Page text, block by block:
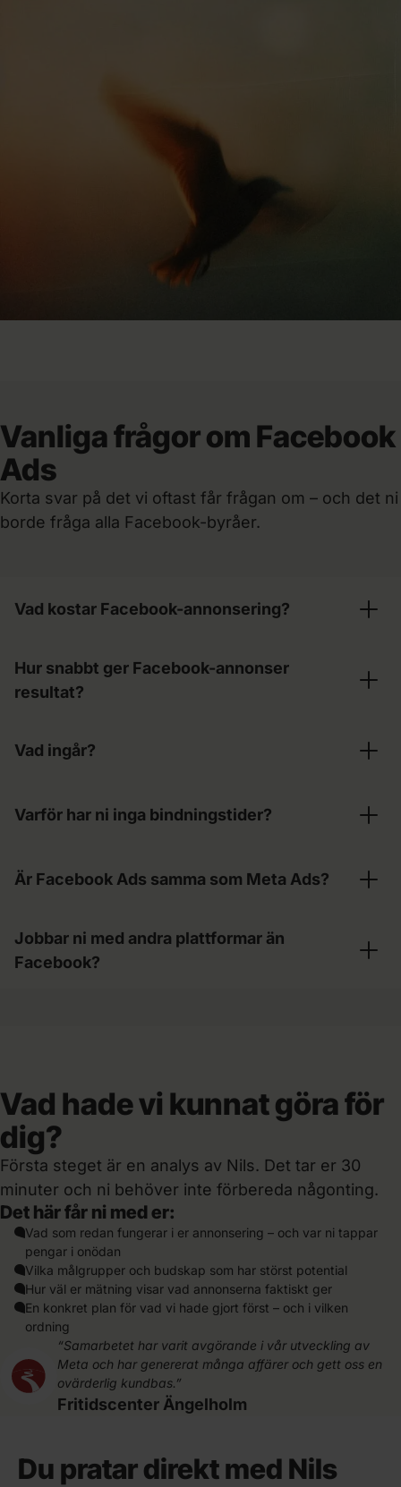
Vanliga frågor om Facebook
Ads
Korta svar på det vi oftast får frågan om – och det ni
borde fråga alla Facebook-byråer.
Vad kostar Facebook-annonsering?
annonsbudgeten – så arbetet blir inte dyrare för
att budgeten växer. Nivån beror på ambition och
och ett pris innan ni bestämmer er.
Hur snabbt ger Facebook-annonser
resultat?
på varandra – med rätt kreativ och mätning blir
Vad ingår?
Facebook och Instagram, targeting, spårning
Fullservice på riktigt – inga dolda tillägg.
Varför har ni inga bindningstider?
vi är rätt val för er – så säkra är vi på leveransen.
Är Facebook Ads samma som Meta Ads?
rymmer Instagram och Messenger. Som Meta
Ads-byrå bygger vi kampanjer där era kunder
Jobbar ni med andra plattformar än
Facebook?
Vad hade vi kunnat göra för
dig?
Första steget är en analys av Nils. Det tar er 30
minuter och ni behöver inte förbereda någonting.
Det här får ni med er:
Vad som redan fungerar i er annonsering – och var ni tappar
pengar i onödan
Vilka målgrupper och budskap som har störst potential
Hur väl er mätning visar vad annonserna faktiskt ger
En konkret plan för vad vi hade gjort först – och i vilken
ordning
“Samarbetet har varit avgörande i vår utveckling av
Meta och har genererat många affärer och gett oss en
ovärderlig kundbas.”
Fritidscenter Ängelholm
Du pratar direkt med Nils